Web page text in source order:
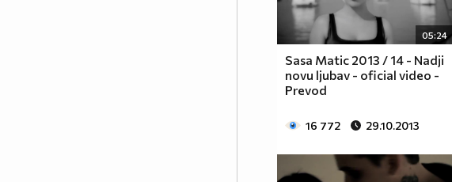
05:24
Sasa Matic 2013 / 14 - Nadji
novu ljubav - oficial video -
Prevod
16 772 29.10.2013